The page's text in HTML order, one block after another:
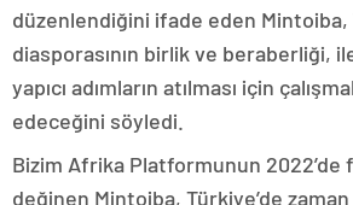
düzenlendiğini ifade eden Mintoiba,
diasporasının birlik ve beraberliği,
yapıcı adımların atılması için
edeceğini söyledi.
Bizim Afrika Platformunun
değinen Mintoiba, Türkiye’de